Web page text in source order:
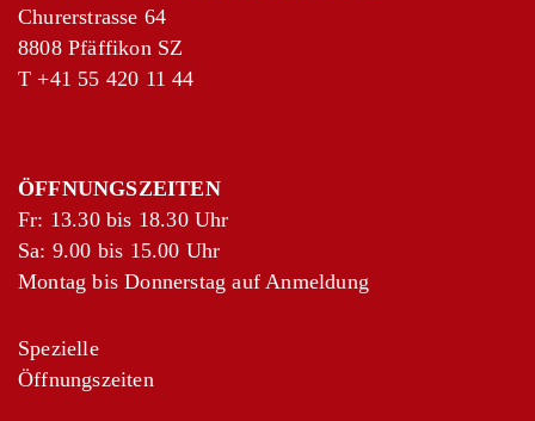
Churerstrasse 64
8808 Pfäffikon SZ
T +41 55 420 11 44
ÖFFNUNGSZEITEN
Fr: 13.30 bis 18.30 Uhr
Sa: 9.00 bis 15.00 Uhr
Montag bis Donnerstag auf Anmeldung
Spezielle
Öffnungszeiten